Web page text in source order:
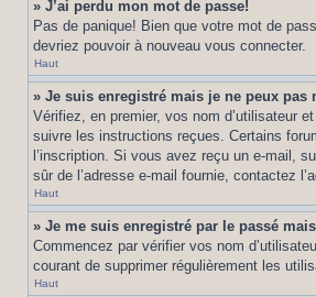
» J’ai perdu mon mot de passe!
Pas de panique! Bien que votre mot de
devriez pouvoir à nouveau vous connecter.
Haut
» Je suis enregistré mais je ne peux pas
Vérifiez, en premier, vos nom d’utilisateur
suivre les instructions reçues. Certains
l’inscription. Si vous avez reçu un e-mail,
sûr de l’adresse e-mail fournie, contactez
Haut
» Je me suis enregistré par le passé
Commencez par vérifier vos nom
courant de supprimer régulièrement les
Haut